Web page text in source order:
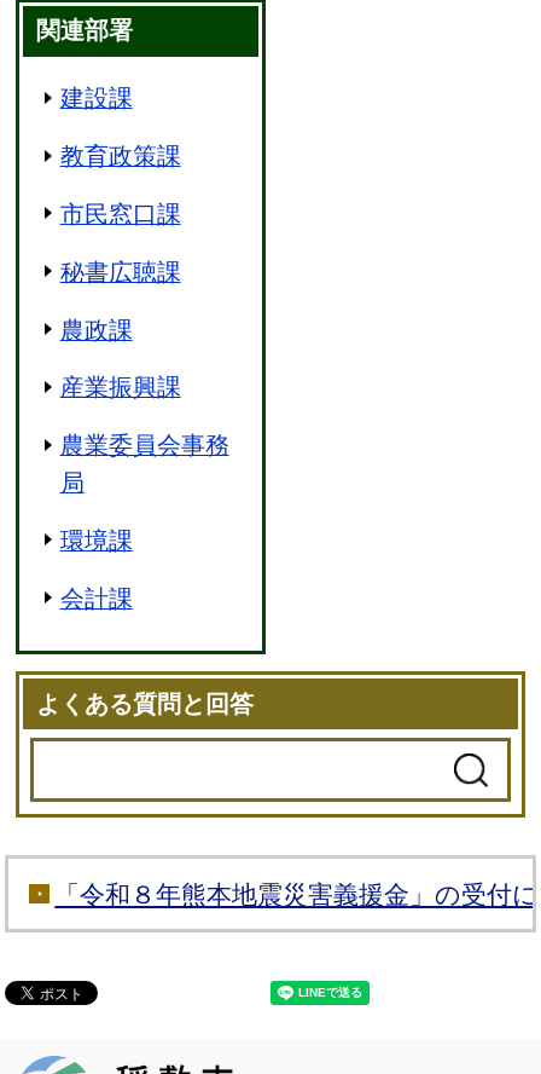
関連部署
建設課
教育政策課
市民窓口課
秘書広聴課
農政課
産業振興課
農業委員会事務
局
環境課
会計課
よくある質問と回答
「令和８年熊本地震災害義援金」の受付